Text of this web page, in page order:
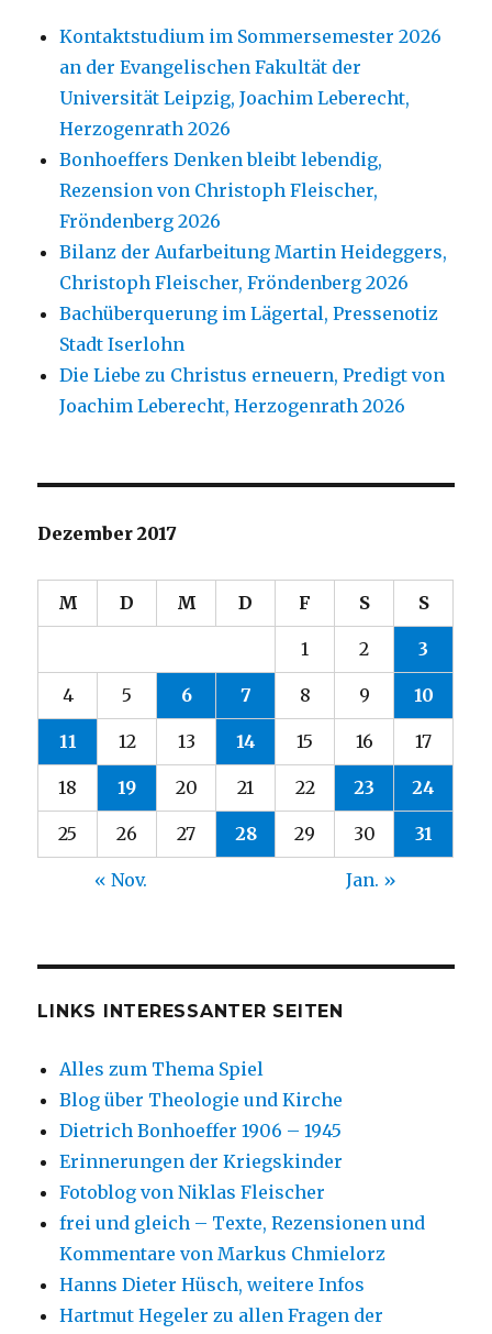
Kontaktstudium im Sommersemester 2026
an der Evangelischen Fakultät der
Universität Leipzig, Joachim Leberecht,
Herzogenrath 2026
Bonhoeffers Denken bleibt lebendig,
Rezension von Christoph Fleischer,
Fröndenberg 2026
Bilanz der Aufarbeitung Martin Heideggers,
Christoph Fleischer, Fröndenberg 2026
Bachüberquerung im Lägertal, Pressenotiz
Stadt Iserlohn
Die Liebe zu Christus erneuern, Predigt von
Joachim Leberecht, Herzogenrath 2026
Dezember 2017
M D M D F S S
1 2 3
4 5 6 7 8 9 10
11 12 13 14 15 16 17
18 19 20 21 22 23 24
25 26 27 28 29 30 31
« Nov. Jan. »
LINKS INTERESSANTER SEITEN
Alles zum Thema Spiel
Blog über Theologie und Kirche
Dietrich Bonhoeffer 1906 – 1945
Erinnerungen der Kriegskinder
Fotoblog von Niklas Fleischer
frei und gleich – Texte, Rezensionen und
Kommentare von Markus Chmielorz
Hanns Dieter Hüsch, weitere Infos
Hartmut Hegeler zu allen Fragen der